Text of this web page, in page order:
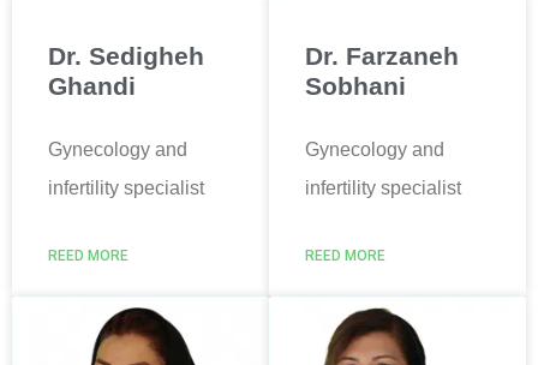
Dr. Sedigheh
Ghandi
Gynecology and
infertility specialist
REED MORE
Dr. Farzaneh
Sobhani
Gynecology and
infertility specialist
REED MORE